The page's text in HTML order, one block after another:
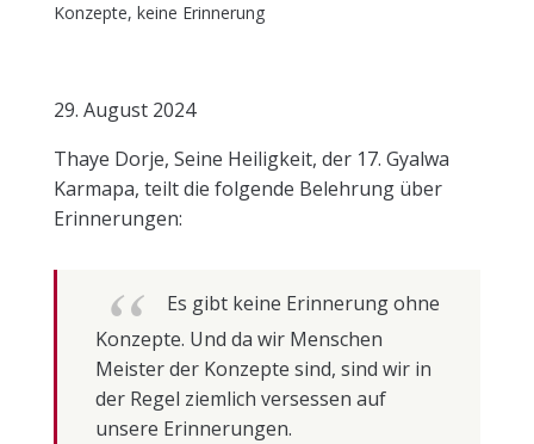
Konzepte, keine Erinnerung
29. August 2024
Thaye Dorje, Seine Heiligkeit, der 17. Gyalwa
Karmapa, teilt die folgende Belehrung über
Erinnerungen:
Es gibt keine Erinnerung ohne
Konzepte. Und da wir Menschen
Meister der Konzepte sind, sind wir in
der Regel ziemlich versessen auf
unsere Erinnerungen.